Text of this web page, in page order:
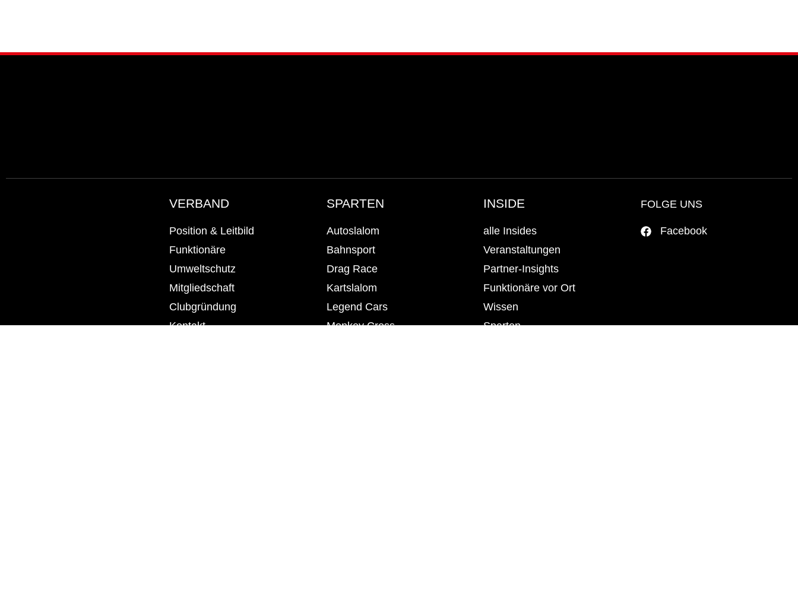
VERBAND
Position & Leitbild
Funktionäre
Umweltschutz
Mitgliedschaft
Clubgründung
Kontakt
SPARTEN
Autoslalom
Bahnsport
Drag Race
Kartslalom
Legend Cars
Monkey Cross
INSIDE
alle Insides
Veranstaltungen
Partner-Insights
Funktionäre vor Ort
Wissen
Sparten
FOLGE UNS
Facebook